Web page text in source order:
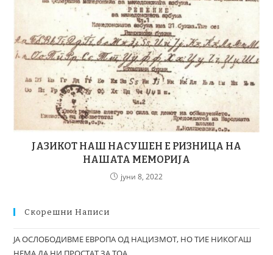
ЈАЗИКОТ НАШ НАСУШЕН Е РИЗНИЦА НА
НАШАТА МЕМОРИЈА
јуни 8, 2022
Скорешни Написи
ЈА ОСЛОБОДИВМЕ ЕВРОПА ОД НАЦИЗМОТ, НО ТИЕ НИКОГАШ